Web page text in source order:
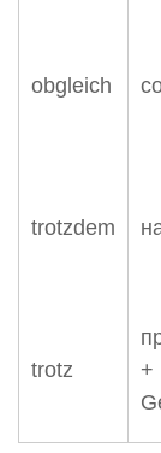
obgleich
trotzdem
trotz
+